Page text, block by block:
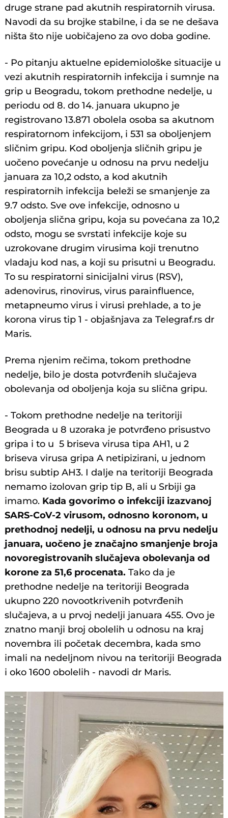
druge strane pad akutnih respiratornih virusa.
Navodi da su brojke stabilne, i da se ne dešava
ništa što nije uobičajeno za ovo doba godine.
- Po pitanju aktuelne epidemiološke situacije u
vezi akutnih respiratornih infekcija i sumnje na
grip u Beogradu, tokom prethodne nedelje, u
periodu od 8. do 14. januara ukupno je
registrovano 13.871 obolela osoba sa akutnom
respiratornom infekcijom, i 531 sa oboljenjem
sličnim gripu. Kod oboljenja sličnih gripu je
uočeno povećanje u odnosu na prvu nedelju
januara za 10,2 odsto, a kod akutnih
respiratornih infekcija beleži se smanjenje za
9.7 odsto. Sve ove infekcije, odnosno u
oboljenja slična gripu, koja su povećana za 10,2
odsto, mogu se svrstati infekcije koje su
uzrokovane drugim virusima koji trenutno
vladaju kod nas, a koji su prisutni u Beogradu.
To su respiratorni sinicijalni virus (RSV),
adenovirus, rinovirus, virus parainfluence,
metapneumo virus i virusi prehlade, a to je
korona virus tip 1 - objašnjava za Telegraf.rs dr
Maris.
Prema njenim rečima, tokom prethodne
nedelje, bilo je dosta potvrđenih slučajeva
obolevanja od oboljenja koja su slična gripu.
- Tokom prethodne nedelje na teritoriji
Beograda u 8 uzoraka je potvrđeno prisustvo
gripa i to u 5 briseva virusa tipa AH1, u 2
briseva virusa gripa A netipizirani, u jednom
brisu subtip AH3. I dalje na teritoriji Beograda
nemamo izolovan grip tip B, ali u Srbiji ga
imamo. Kada govorimo o infekciji izazvanoj
SARS-CoV-2 virusom, odnosno koronom, u
prethodnoj nedelji, u odnosu na prvu nedelju
januara, uočeno je značajno smanjenje broja
novoregistrovanih slučajeva obolevanja od
korone za 51,6 procenata. Tako da je
prethodne nedelje na teritoriji Beograda
ukupno 220 novootkrivenih potvrđenih
slučajeva, a u prvoj nedelji januara 455. Ovo je
znatno manji broj obolelih u odnosu na kraj
novembra ili početak decembra, kada smo
imali na nedeljnom nivou na teritoriji Beograda
i oko 1600 obolelih - navodi dr Maris.